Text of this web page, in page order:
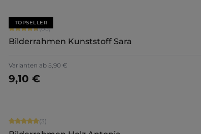
TOPSELLER
Durchschnittliche Bewertung von 4.71 von 5 Sternen
(85)
Bilderrahmen Kunststoff Sara
Varianten ab5,90 €
9,10 €
Jetzt konfigurieren
Durchschnittliche Bewertung von 5 von 5 Sternen
(3)